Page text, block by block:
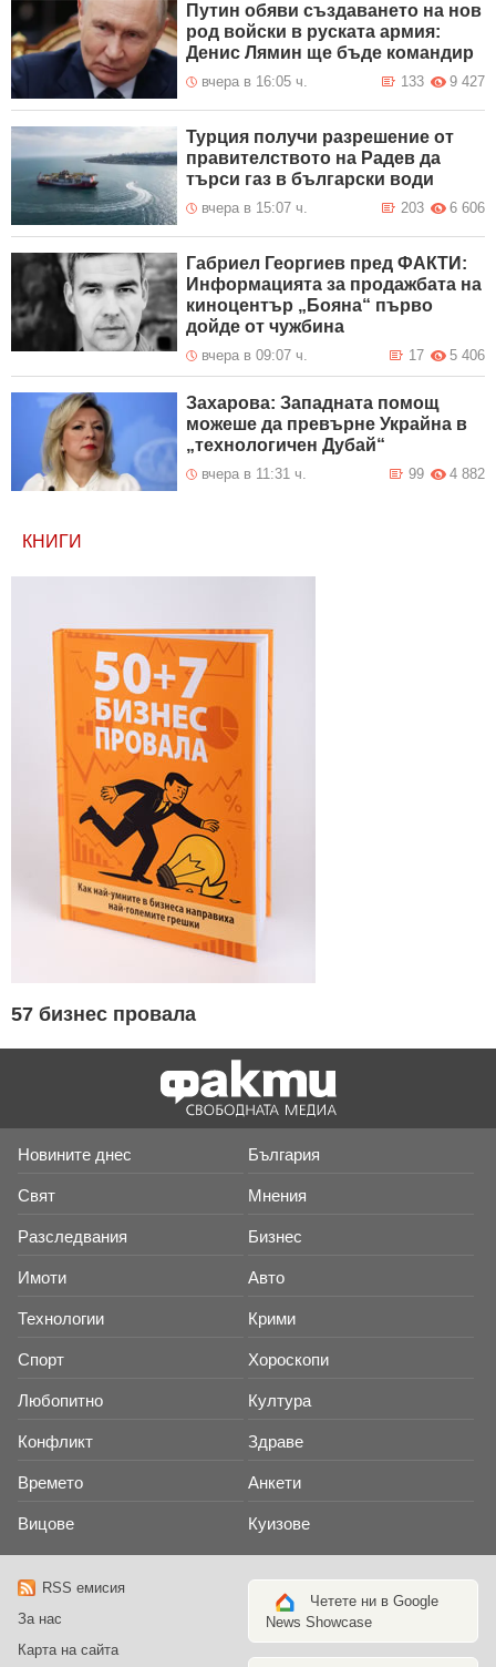
Путин обяви създаването на нов
род войски в руската армия:
Денис Лямин ще бъде командир
вчера в 16:05 ч. 9 427
133
Турция получи разрешение от
правителството на Радев да
търси газ в български води
вчера в 15:07 ч. 6 606
203
Габриел Георгиев пред ФАКТИ:
Информацията за продажбата на
киноцентър „Бояна“ първо
дойде от чужбина
вчера в 09:07 ч. 5 406
17
Захарова: Западната помощ
можеше да превърне Украйна в
„технологичен Дубай“
вчера в 11:31 ч. 4 882
99
КНИГИ
57 бизнес провала
Новините днес България
Свят Мнения
Разследвания Бизнес
Имоти Авто
Технологии Крими
Спорт Хороскопи
Любопитно Култура
Конфликт Здраве
Времето Анкети
Вицове Куизове
RSS емисия
За нас
Карта на сайта
Четете ни в Google
News Showcase